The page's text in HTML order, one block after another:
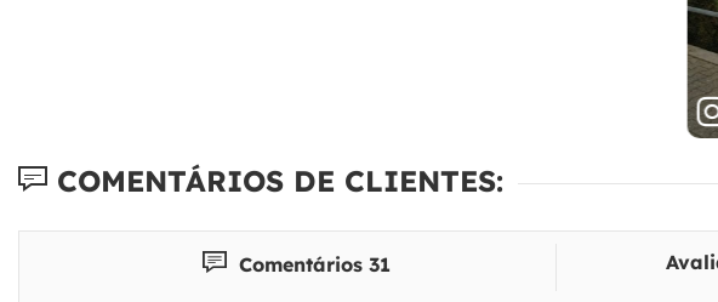
COMENTÁRIOS DE CLIENTES:
Comentários 31